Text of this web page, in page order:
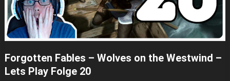
Forgotten Fables – Wolves on the Westwind –
Lets Play Folge 20